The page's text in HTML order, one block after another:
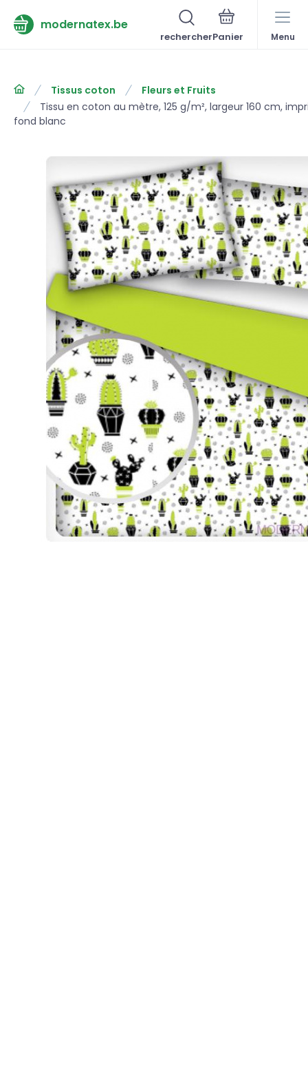
modernatex.be
rechercher Menu
Tissus coton
Fleurs et Fruits
Tissu en coton au mètre, 125 g/m², largeur 160 cm,
fond blanc